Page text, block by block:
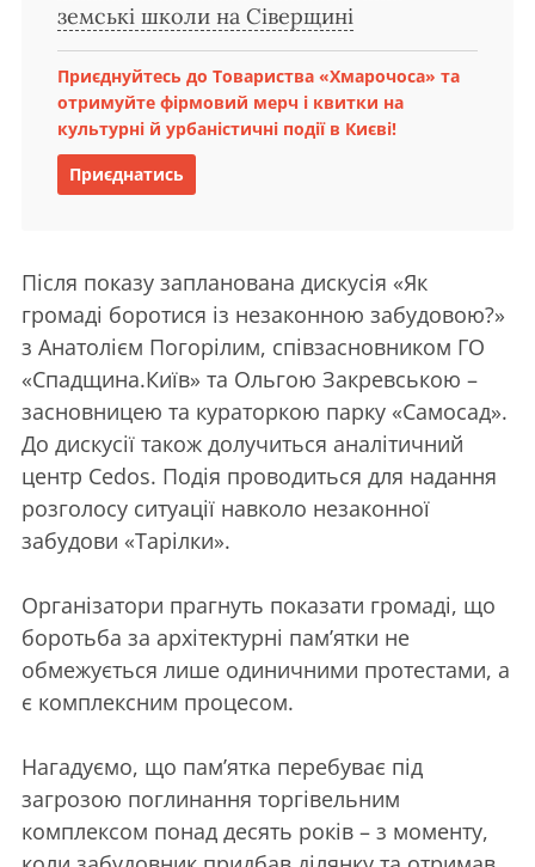
земські школи на Сіверщині
Приєднуйтесь до Товариства «Хмарочоса» та
отримуйте фірмовий мерч і квитки на
культурні й урбаністичні події в Києві!
Приєднатись
Після показу запланована дискусія «Як
громаді боротися із незаконною забудовою?»
з Анатолієм Погорілим, співзасновником ГО
«Спадщина.Київ» та Ольгою Закревською –
засновницею та кураторкою парку «Самосад».
До дискусії також долучиться аналітичний
центр Cedos. Подія проводиться для надання
розголосу ситуації навколо незаконної
забудови «Тарілки».
Організатори прагнуть показати громаді, що
боротьба за архітектурні памʼятки не
обмежується лише одиничними протестами, а
є комплексним процесом.
Нагадуємо, що памʼятка перебуває під
загрозою поглинання торгівельним
комплексом понад десять років – з моменту,